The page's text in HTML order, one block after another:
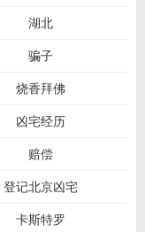
湖北
骗子
烧香拜佛
凶宅经历
赔偿
登记北京凶宅
卡斯特罗